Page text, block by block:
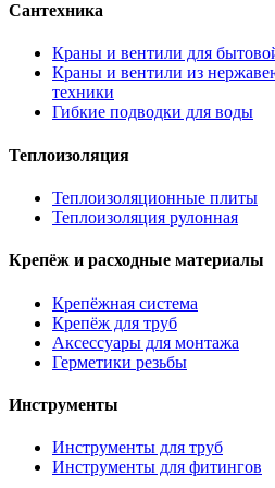
Сантехника
Краны и вентили для
Краны и вентили из
техники
Гибкие подводки для воды
Теплоизоляция
Теплоизоляционные плиты
Теплоизоляция рулонная
Крепёж и расходные материалы
Крепёжная система
Крепёж для труб
Аксессуары для монтажа
Герметики резьбы
Инструменты
Инструменты для труб
Инструменты для фитингов